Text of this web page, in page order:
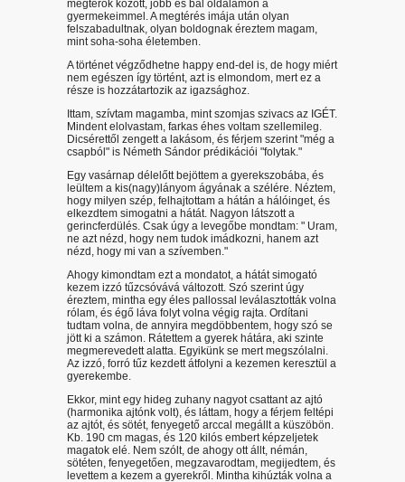
megtérők között, jobb és bal oldalamon a
gyermekeimmel. A megtérés imája után olyan
felszabadultnak, olyan boldognak éreztem magam,
mint soha-soha életemben.
A történet végződhetne happy end-del is, de hogy miért
nem egészen így történt, azt is elmondom, mert ez a
része is hozzátartozik az igazsághoz.
Ittam, szívtam magamba, mint szomjas szivacs az IGÉT.
Mindent elolvastam, farkas éhes voltam szellemileg.
Dicsérettől zengett a lakásom, és férjem szerint "még a
csapból" is Németh Sándor prédikációi "folytak."
Egy vasárnap délelőtt bejöttem a gyerekszobába, és
leültem a kis(nagy)lányom ágyának a szélére. Néztem,
hogy milyen szép, felhajtottam a hátán a hálóinget, és
elkezdtem simogatni a hátát. Nagyon látszott a
gerincferdülés. Csak úgy a levegőbe mondtam: " Uram,
ne azt nézd, hogy nem tudok imádkozni, hanem azt
nézd, hogy mi van a szívemben."
Ahogy kimondtam ezt a mondatot, a hátát simogató
kezem izzó tűzcsóvává változott. Szó szerint úgy
éreztem, mintha egy éles pallossal leválasztották volna
rólam, és égő láva folyt volna végig rajta. Ordítani
tudtam volna, de annyira megdöbbentem, hogy szó se
jött ki a számon. Rátettem a gyerek hátára, aki szinte
megmerevedett alatta. Egyikünk se mert megszólalni.
Az izzó, forró tűz kezdett átfolyni a kezemen keresztül a
gyerekembe.
Ekkor, mint egy hideg zuhany nagyot csattant az ajtó
(harmonika ajtónk volt), és láttam, hogy a férjem feltépi
az ajtót, és sötét, fenyegető arccal megállt a küszöbön.
Kb. 190 cm magas, és 120 kilós embert képzeljetek
magatok elé. Nem szólt, de ahogy ott állt, némán,
sötéten, fenyegetően, megzavarodtam, megijedtem, és
levettem a kezem a gyerekről. Mintha kihúzták volna a